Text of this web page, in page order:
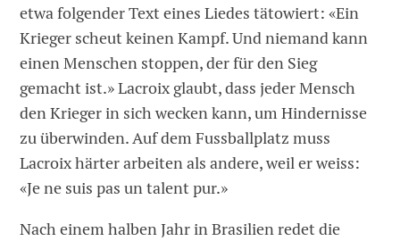
etwa folgender Text eines Liedes tätowiert: «Ein
Krieger scheut keinen Kampf. Und niemand kann
einen Menschen stoppen, der für den Sieg
gemacht ist.» Lacroix glaubt, dass jeder Mensch
den Krieger in sich wecken kann, um Hindernisse
zu überwinden. Auf dem Fussballplatz muss
Lacroix härter arbeiten als andere, weil er weiss:
«Je ne suis pas un talent pur.»
Nach einem halben Jahr in Brasilien redet die